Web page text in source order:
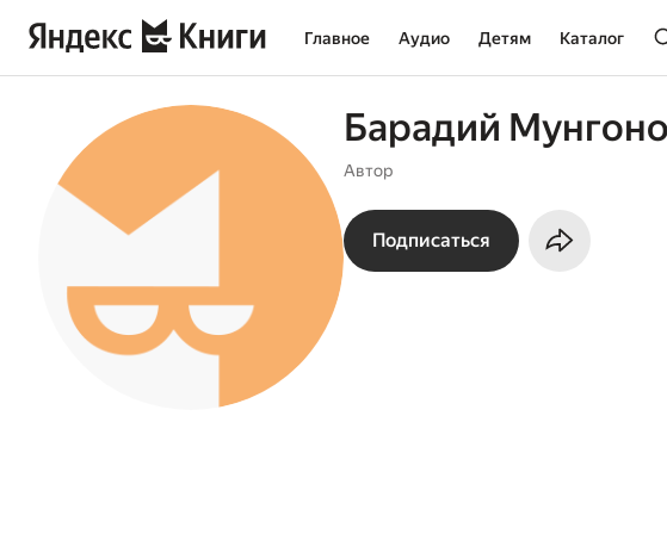
Главное Аудио Детям Каталог
Барадий
Автор
Подписаться